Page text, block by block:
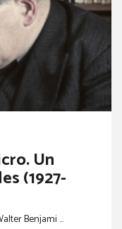
Un
(1927-
Benjami ...